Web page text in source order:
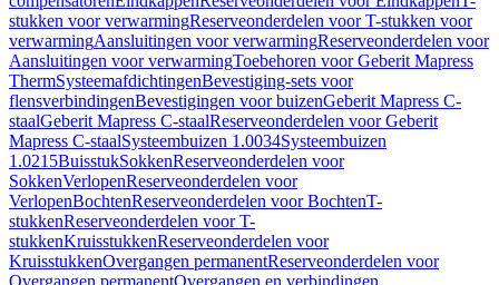
stukken voor verwarmingReserveonderdelen voor T-stukken voor
verwarmingAansluitingen voor verwarmingReserveonderdelen voor
Aansluitingen voor verwarmingToebehoren voor Geberit Mapress
ThermSysteemafdichtingenBevestiging-sets voor
flensverbindingenBevestigingen voor buizenGeberit Mapress C-
staalGeberit Mapress C-staalReserveonderdelen voor Geberit
Mapress C-staalSysteembuizen 1.0034Systeembuizen
1.0215BuisstukSokkenReserveonderdelen voor
SokkenVerlopenReserveonderdelen voor
VerlopenBochtenReserveonderdelen voor BochtenT-
stukkenReserveonderdelen voor T-
stukkenKruisstukkenReserveonderdelen voor
KruisstukkenOvergangen permanentReserveonderdelen voor
Overgangen permanentOvergangen en verbindingen,